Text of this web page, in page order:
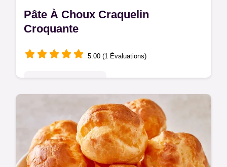
Pâte À Choux Craquelin
Croquante
5.00 (1 Évaluations)
Pour les passionnés de pâtisserie, cette
Pâte à choux craquelin est idéale. Apprenez
le rôle de chaque ingrédient pour obtenir un
cœur aérien et léger.